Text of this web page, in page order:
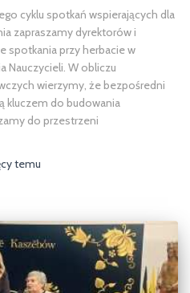
cyklu spotkań wspierających dla
zapraszamy dyrektorów i
spotkania przy herbacie w
Nauczycieli. W obliczu
wierzymy, że bezpośredni
kluczem do budowania
do przestrzeni
temu